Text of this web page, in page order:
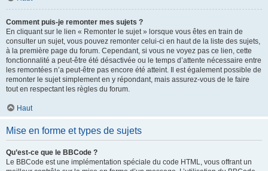
Comment puis-je remonter mes sujets ?
En cliquant sur le lien « Remonter le sujet » lorsque vous êtes en train de
consulter un sujet, vous pouvez remonter celui-ci en haut de la liste des sujets,
à la première page du forum. Cependant, si vous ne voyez pas ce lien, cette
fonctionnalité a peut-être été désactivée ou le temps d’attente nécessaire entre
les remontées n’a peut-être pas encore été atteint. Il est également possible de
remonter le sujet simplement en y répondant, mais assurez-vous de le faire
tout en respectant les règles du forum.
Haut
Mise en forme et types de sujets
Qu’est-ce que le BBCode ?
Le BBCode est une implémentation spéciale du code HTML, vous offrant un